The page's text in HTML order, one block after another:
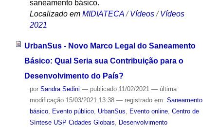
saneamento básico.
Localizado em MIDIATECA /Vídeos /Vídeos
2021
UrbanSus - Novo Marco Legal do Saneamento
Básico: Qual Seria sua Contribuição para o
Desenvolvimento do País?
por Sandra Sedini — publicado11/02/2021 — última
modificação15/03/2021 13:38 — registrado em: Saneamento
básico, Evento público, UrbanSus, Evento online, Centro de
Síntese USP Cidades Globais, Desenvolvimento